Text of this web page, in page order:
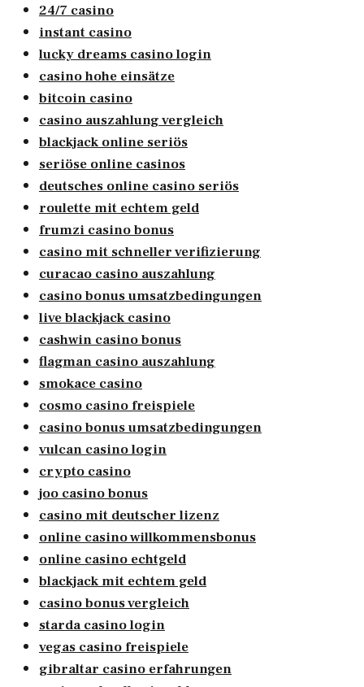
24/7 casino
instant casino
lucky dreams casino login
casino hohe einsätze
bitcoin casino
casino auszahlung vergleich
blackjack online seriös
seriöse online casinos
deutsches online casino seriös
roulette mit echtem geld
frumzi casino bonus
casino mit schneller verifizierung
curacao casino auszahlung
casino bonus umsatzbedingungen
live blackjack casino
cashwin casino bonus
flagman casino auszahlung
smokace casino
cosmo casino freispiele
casino bonus umsatzbedingungen
vulcan casino login
crypto casino
joo casino bonus
casino mit deutscher lizenz
online casino willkommensbonus
online casino echtgeld
blackjack mit echtem geld
casino bonus vergleich
starda casino login
vegas casino freispiele
gibraltar casino erfahrungen